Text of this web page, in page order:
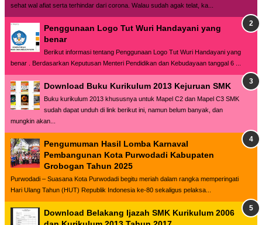
sehat wal afiat serta terhindar dari corona. Walau sudah agak telat, ka...
Penggunaan Logo Tut Wuri Handayani yang
benar
Berikut informasi tentang Penggunaan Logo Tut Wuri Handayani yang
benar . Berdasarkan Keputusan Menteri Pendidikan dan Kebudayaan tanggal 6 ...
Download Buku Kurikulum 2013 Kejuruan SMK
Buku kurikulum 2013 khususnya untuk Mapel C2 dan Mapel C3 SMK
sudah dapat unduh di link berikut ini, namun belum banyak, dan
mungkin akan...
Pengumuman Hasil Lomba Karnaval
Pembangunan Kota Purwodadi Kabupaten
Grobogan Tahun 2025
Purwodadi – Suasana Kota Purwodadi begitu meriah dalam rangka memperingati
Hari Ulang Tahun (HUT) Republik Indonesia ke-80 sekaligus pelaksa...
Download Belakang Ijazah SMK Kurikulum 2006